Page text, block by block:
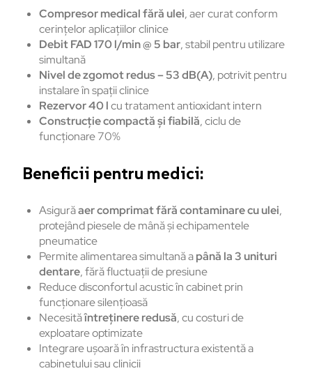
Compresor medical fără ulei, aer curat conform
cerințelor aplicațiilor clinice
Debit FAD 170 l/min @ 5 bar, stabil pentru utilizare
simultană
Nivel de zgomot redus – 53 dB(A), potrivit pentru
instalare în spații clinice
Rezervor 40 lcu tratament antioxidant intern
Construcție compactă și fiabilă, ciclu de
funcționare 70%
Beneficii pentru medici:
Asigurăaer comprimat fără contaminare cu ulei,
protejând piesele de mână și echipamentele
pneumatice
Permite alimentarea simultană apână la 3 unituri
dentare, fără fluctuații de presiune
Reduce disconfortul acustic în cabinet prin
funcționare silențioasă
Necesităîntreținere redusă, cu costuri de
exploatare optimizate
Integrare ușoară în infrastructura existentă a
cabinetului sau clinicii